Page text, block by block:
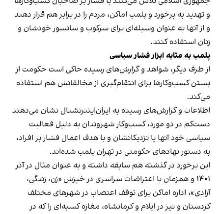
و تهدید به برخورد و پلمب اماکن، مردم را در برابر هم قرار دهند
و از آنها به عنوان وسیله‌ای برای سرکوب و سانسور خودشان و
زنان استفاده کنند.
پلمب به مثابه ابزار فشار سیاسی
از طرف دیگر، شواهد و گزارش‌های رسیده حاکی است حکومت از
بستن کسب‌وکارها برای انتقام‌گیری از مخالفانش هم استفاده
می‌کند.
اطلاعات و گزارش‌های رسیده به ایران‌اینترنشنال نشان می‌دهند
دست‌کم در دو مورد، کسب‌وکار شهروندان به دلیل فعالیت
سیاسی خود آنها یا نزدیکانشان و با هدف اعمال فشار بر افراد،
به دستور نهادهای حکومتی در تهران پلمب شده‌اند.
این برخورد در گذشته هم سابقه داشته و به عنوان مثال در آذر
۱۴۰۱ و همزمان با اعتراضات سراسری در خیزش «زن، زندگی،
آزادی»، اداره اماکن برای توقف اعتصاب در شهرهای مختلف
کردستان و نیز در ایلام و کرمانشاه، مغازه کسبه‌ای را که در